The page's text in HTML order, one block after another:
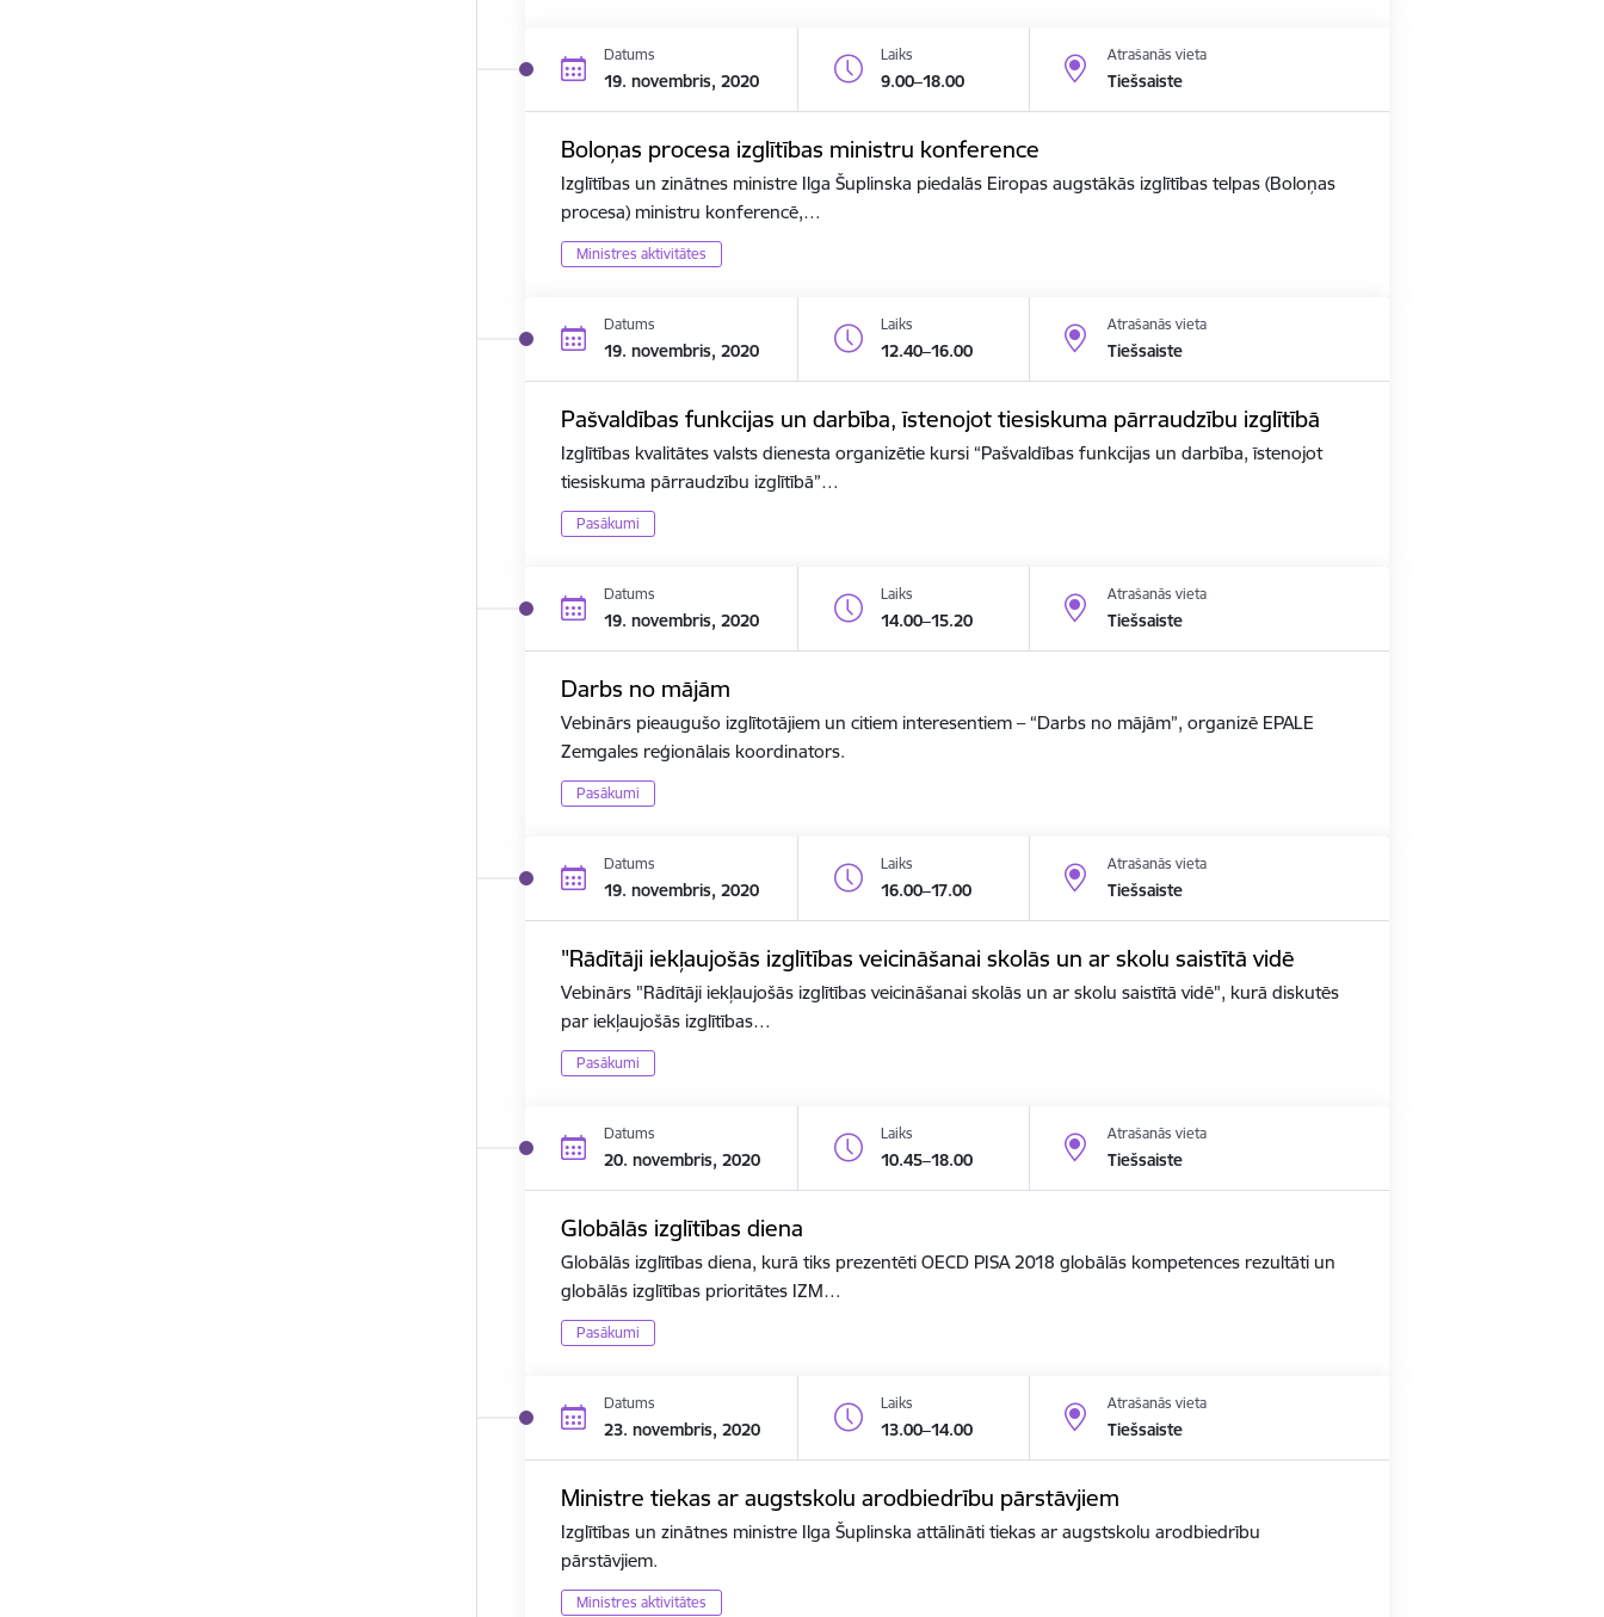
Datums
19. novembris, 2020
Laiks
9.00–18.00
Atrašanās vieta
Tiešsaiste
Boloņas procesa izglītības ministru konference
Izglītības un zinātnes ministre Ilga Šuplinska piedalās Eiropas augstākās izglītības telpas (Boloņas
procesa) ministru konferencē,…
Ministres aktivitātes
Datums
19. novembris, 2020
Laiks
12.40–16.00
Atrašanās vieta
Tiešsaiste
Pašvaldības funkcijas un darbība, īstenojot tiesiskuma pārraudzību izglītībā
Izglītības kvalitātes valsts dienesta organizētie kursi “Pašvaldības funkcijas un darbība, īstenojot
tiesiskuma pārraudzību izglītībā”…
Pasākumi
Datums
19. novembris, 2020
Laiks
14.00–15.20
Atrašanās vieta
Tiešsaiste
Darbs no mājām
Vebinārs pieaugušo izglītotājiem un citiem interesentiem – “Darbs no mājām”, organizē EPALE
Zemgales reģionālais koordinators.
Pasākumi
Datums
19. novembris, 2020
Laiks
16.00–17.00
Atrašanās vieta
Tiešsaiste
"Rādītāji iekļaujošās izglītības veicināšanai skolās un ar skolu saistītā vidē
Vebinārs "Rādītāji iekļaujošās izglītības veicināšanai skolās un ar skolu saistītā vidē", kurā diskutēs
par iekļaujošās izglītības…
Pasākumi
Datums
20. novembris, 2020
Laiks
10.45–18.00
Atrašanās vieta
Tiešsaiste
Globālās izglītības diena
Globālās izglītības diena, kurā tiks prezentēti OECD PISA 2018 globālās kompetences rezultāti un
globālās izglītības prioritātes IZM…
Pasākumi
Datums
23. novembris, 2020
Laiks
13.00–14.00
Atrašanās vieta
Tiešsaiste
Ministre tiekas ar augstskolu arodbiedrību pārstāvjiem
Izglītības un zinātnes ministre Ilga Šuplinska attālināti tiekas ar augstskolu arodbiedrību
pārstāvjiem.
Ministres aktivitātes